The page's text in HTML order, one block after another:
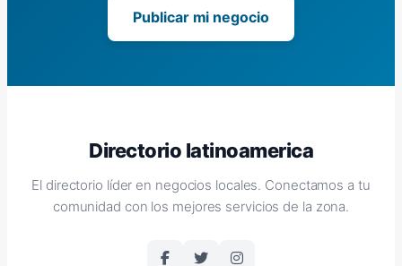
Publicar mi negocio
Directorio latinoamerica
El directorio líder en negocios locales. Conectamos a tu
comunidad con los mejores servicios de la zona.